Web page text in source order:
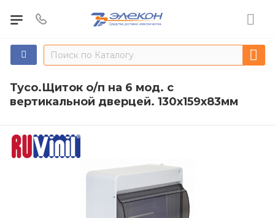
Тусо.Щиток о/п на 6 мод. с
вертикальной дверцей. 130х159х83мм